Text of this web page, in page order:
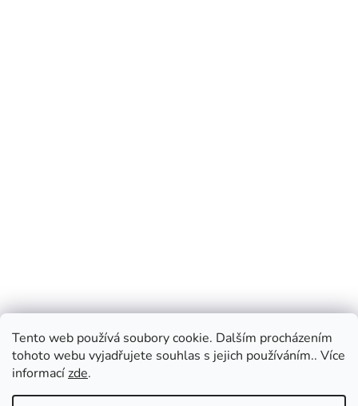
Tento web používá soubory cookie. Dalším procházením
tohoto webu vyjadřujete souhlas s jejich používáním.. Více
informacízde.